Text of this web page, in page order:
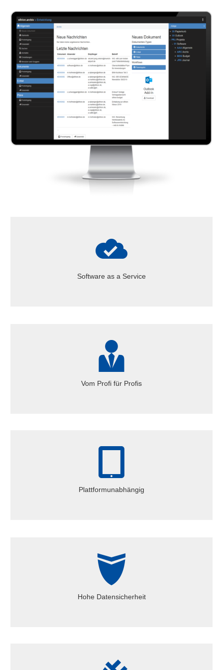
Software as a Service
Software as a Service (SAAS)
Edge, Chrome, Safari und Firefox, ohne Installation.
Vom Profi für Profis
Vom Profi für Profis
Unsere umfassende Erfahrung bei der Projektsteuerung
macht unsere Software zu einem starken Werkzeug.
Plattformunabhängig
Egal ob PC, Mac, Laptop oder Tablet, mit der responsiven
Webanwendung haben Sie freie Wahl bei der Plattform.
Hohe Datensicherheit
Hohe Datensicherheit
Alle Daten liegen auf einem dedizierten Server in einem gut
gesicherten Rechenzentrum in Deutschland.
Perfekte Integration